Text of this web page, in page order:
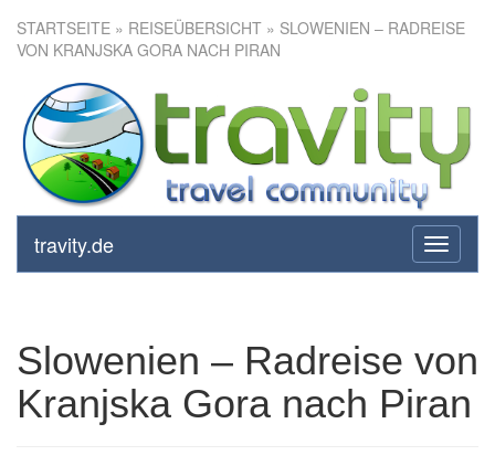
STARTSEITE » REISEÜBERSICHT » SLOWENIEN – RADREISE
VON KRANJSKA GORA NACH PIRAN
toggle
travity.de
Slowenien – Radreise von
Kranjska Gora nach Piran
Slowenien – Radreise von
Kranjska Gora nach Piran